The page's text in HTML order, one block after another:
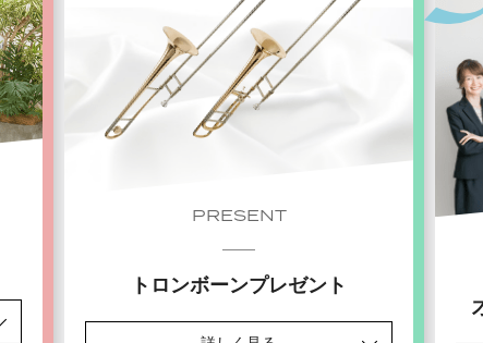
PRESENT
トロンボーンプレゼント